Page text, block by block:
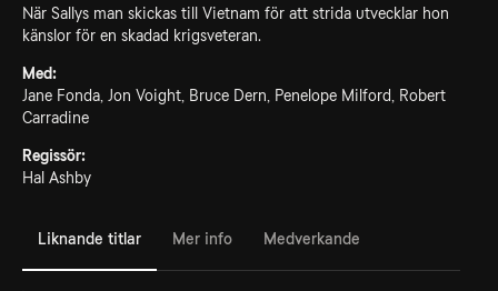
När Sallys man skickas till Vietnam för att strida utvecklar hon
känslor för en skadad krigsveteran.
Med:
Jane Fonda, Jon Voight, Bruce Dern, Penelope Milford, Robert
Carradine
Regissör:
Hal Ashby
Liknande titlar Mer info Medverkande